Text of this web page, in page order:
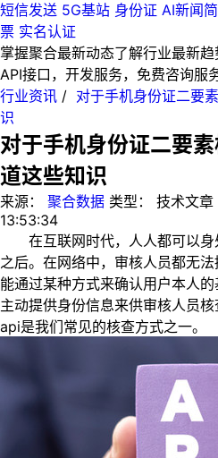
短信发送 5G基站 身份证 AI新闻
票 实名认证
掌握聚合最新动态了解行业最新趋
API接口，开发服务，免费咨询服
行业资讯 / 对于手机身份证二要
识
对于手机身份证二要
道这些知识
来源： 聚合数据 类型： 技术文章
13:53:34
在互联网时代，人人都可以身
之后。在网络中，审核人员都无
能通过某种方式来确认用户本人
主动提供身份信息来供审核人员
api是我们常见的核查方式之一。